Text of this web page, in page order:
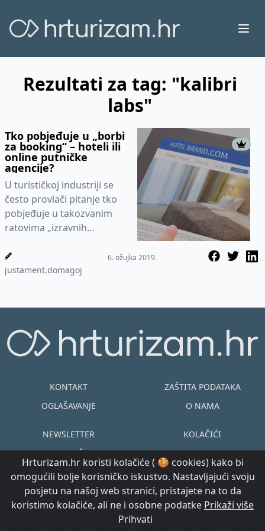
Rezultati za tag: "kalibri
labs"
Tko pobjeđuje u „borbi
za booking“ – hoteli ili
online putničke
agencije?
U turističkoj industriji se
često provlači pitanje tko
pobjeđuje u takozvanim
ratovima „izravnih
ili putničke agencije?...
justament.domagoj
6. ožujka 2019.
Hrturizam.hr koristi kolačiće ( 🍪 cookies) kako bi
omogućili bolje korisničko iskustvo. Nastavljajući svoju
posjetu na našoj web stranici, pristajete na to da
koristimo kolačiće, ali ne i osobne podatke Prikaži više
Prihvati
KONTAKT
OGLAŠAVANJE
ZAŠTITA PODATAKA
O NAMA
NEWSLETTER
UVJETI KORIŠTENJA
KOLAČIĆI
EN HR
© Copyright
2015.-2026.
@ Created by
Morgan Code
Prijavi se